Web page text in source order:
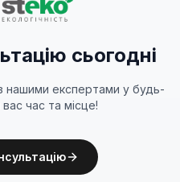
сьогодні
нашими експертами у будь-
час та місце!